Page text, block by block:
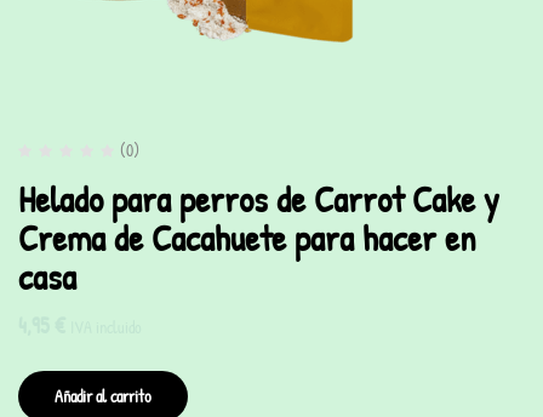
(0)
Helado para perros de Carrot Cake y
Crema de Cacahuete para hacer en
casa
Añadir al carrito